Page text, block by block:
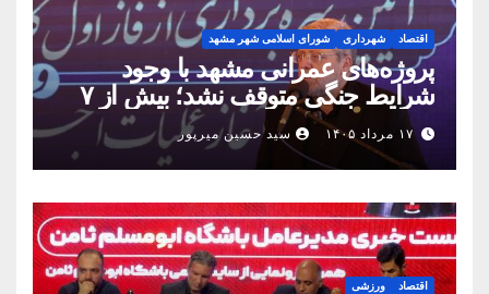
اقتصاد شهرداری شورای اسلامی شهر مشهد
پروژه‌های عمرانی مشهد با وجود
شرایط جنگی متوقف نشد؛ بیش از ۷
همت پروژه در ۱۶۰ روز به بهره‌برداری
رسید
۱۷ مرداد ۱۴۰۵ سید حسین میرپور
اقتصاد ورزشی